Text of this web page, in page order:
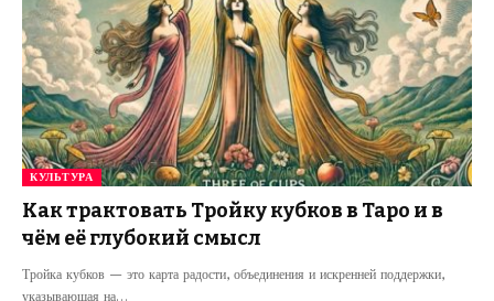
КУЛЬТУРА
Как трактовать Тройку кубков в Таро и в
чём её глубокий смысл
Тройка кубков — это карта радости, объединения и искренней поддержки,
указывающая на…